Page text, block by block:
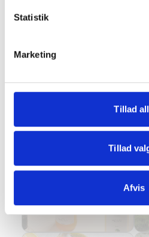
Statistik
Marketing
Tillad
Tillad
Afvis
🇧🇪
1 producent